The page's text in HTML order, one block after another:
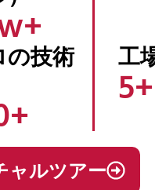
の技術
+
工
5+
ャルツアー